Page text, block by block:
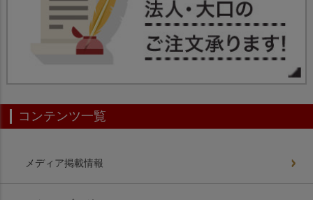
コンテンツ一覧
メディア掲載情報